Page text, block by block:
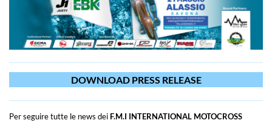
DOWNLOAD PRESS RELEASE
Per seguire tutte le news dei F.M.I INTERNATIONAL MOTOCROSS